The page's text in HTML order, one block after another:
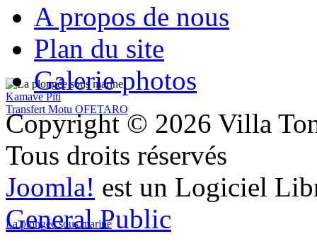
Kamave Piti
Transfert Motu OFETARO
La plongée sous marine
A propos de nous
Plan du site
Galerie photos
Copyright © 2026 Villa
Tous droits réservés
Joomla! est un Logiciel
General Public